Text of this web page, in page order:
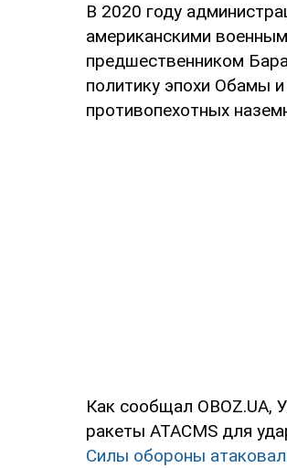
В 2020 году
американскими
предшественником
политику эпохи Обамы
противопехотных
Как сообщал OBOZ.UA,
ракеты ATACMS для
Силы обороны